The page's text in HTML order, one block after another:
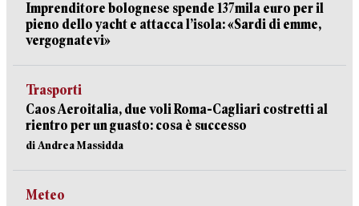
Imprenditore bolognese spende 137mila euro per il
pieno dello yacht e attacca l’isola: «Sardi di emme,
vergognatevi»
Trasporti
Caos Aeroitalia, due voli Roma-Cagliari costretti al
rientro per un guasto: cosa è successo
di Andrea Massidda
Meteo